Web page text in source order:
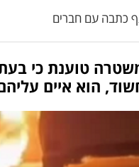
כתבה עם חברים
טוענת כי
הוא איים